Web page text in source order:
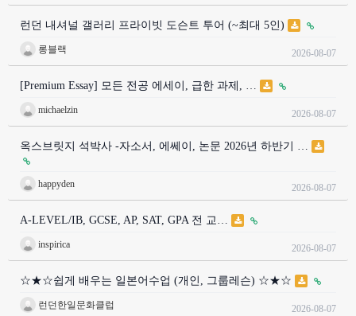
런던 내셔널 갤러리 프라이빗 도슨트 투어 (~최대 5인)
롱블랙 2026-08-07
[Premium Essay] 모든 전공 에세이, 급한 과제, …
michaelzin 2026-08-07
옥스브릿지 석박사 -자소서, 에쎄이, 논문 2026년 하반기 …
happyden 2026-08-07
A-LEVEL/IB, GCSE, AP, SAT, GPA 전 교…
inspirica 2026-08-07
☆★☆쉽게 배우는 일본어수업 (개인, 그룹레슨) ☆★☆
런던한일문화클럽 2026-08-07